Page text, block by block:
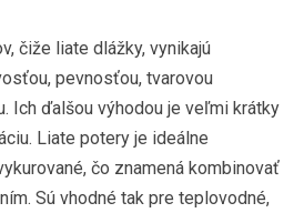
čiže liate dlážky, vynikajú
pevnosťou, tvarovou
Ich ďalšou výhodou je veľmi krátky
Liate potery je ideálne
čo znamená kombinovať
Sú vhodné tak pre teplovodné,